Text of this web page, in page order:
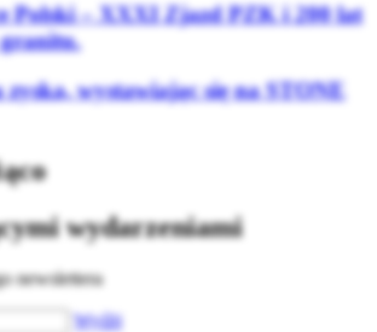
Polski – XXXI Zjazd PZK i 200 lat
granitu.
wystawiając się na STONE
wydarzeniami
newslettera
Wyślij